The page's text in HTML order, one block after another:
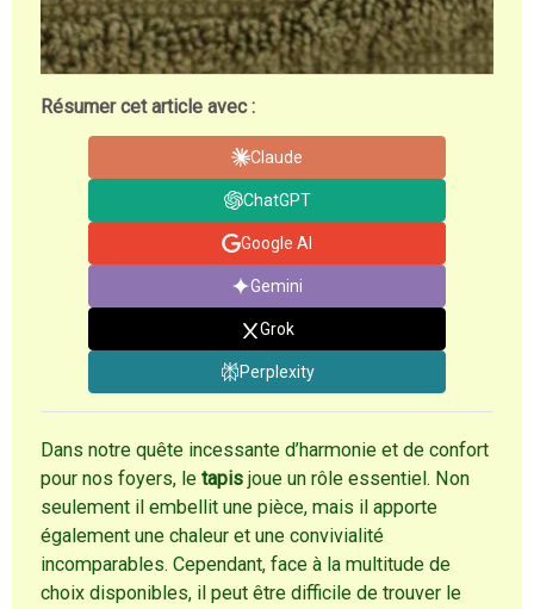
Résumer cet article avec :
Claude
ChatGPT
Google AI
Gemini
Grok
Perplexity
Dans notre quête incessante d’harmonie et de confort
pour nos foyers, letapis joue un rôle essentiel. Non
seulement il embellit une pièce, mais il apporte
également une chaleur et une convivialité
incomparables. Cependant, face à la multitude de
choix disponibles, il peut être difficile de trouver le